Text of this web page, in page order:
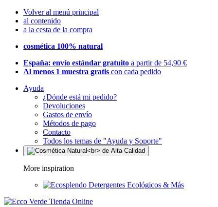
Volver al menú principal
al contenido
a la cesta de la compra
cosmética 100% natural
España: envío estándar gratuito a partir de 54,90 €
Al menos 1 muestra gratis con cada pedido
Ayuda
¿Dónde está mi pedido?
Devoluciones
Gastos de envío
Métodos de pago
Contacto
Todos los temas de "Ayuda y Soporte"
More inspiration
Detergentes Ecológicos & Más